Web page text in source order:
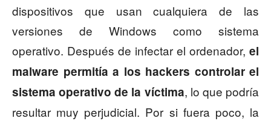
dispositivos que usan cualquiera de las
versiones de Windows como sistema
operativo. Después de infectar el ordenador, el
malware permitía a los hackers controlar el
sistema operativo de la víctima, lo que podría
resultar muy perjudicial. Por si fuera poco, la